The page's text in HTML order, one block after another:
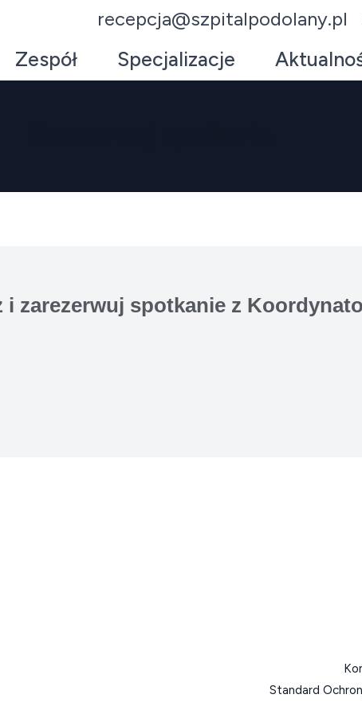
recepcja@szpitalpodolany.pl
Zespół Specjalizacje
i zarezerwuj spotkanie z
Standard